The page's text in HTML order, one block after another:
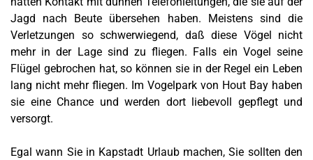
Jagd nach Beute übersehen haben. Meistens sind die
Verletzungen so schwerwiegend, daß diese Vögel nicht
mehr in der Lage sind zu fliegen. Falls ein Vogel seine
Flügel gebrochen hat, so können sie in der Regel ein Leben
lang nicht mehr fliegen. Im Vogelpark von Hout Bay haben
sie eine Chance und werden dort liebevoll gepflegt und
versorgt.
Egal wann Sie in Kapstadt Urlaub machen, Sie sollten den